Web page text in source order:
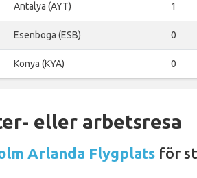
Antalya (AYT) 1
Esenboga (ESB) 0
Konya (KYA) 0
eller arbetsresa
Arlanda Flygplats för